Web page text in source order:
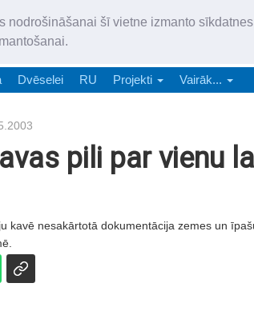
nodrošināšanai šī vietne izmanto
„Latgales Laiks” latviešu valodā
Dvēselei RU Projekti Vairāk...
pili par vienu
kavē nesakārtotā dokumentācija zemes un